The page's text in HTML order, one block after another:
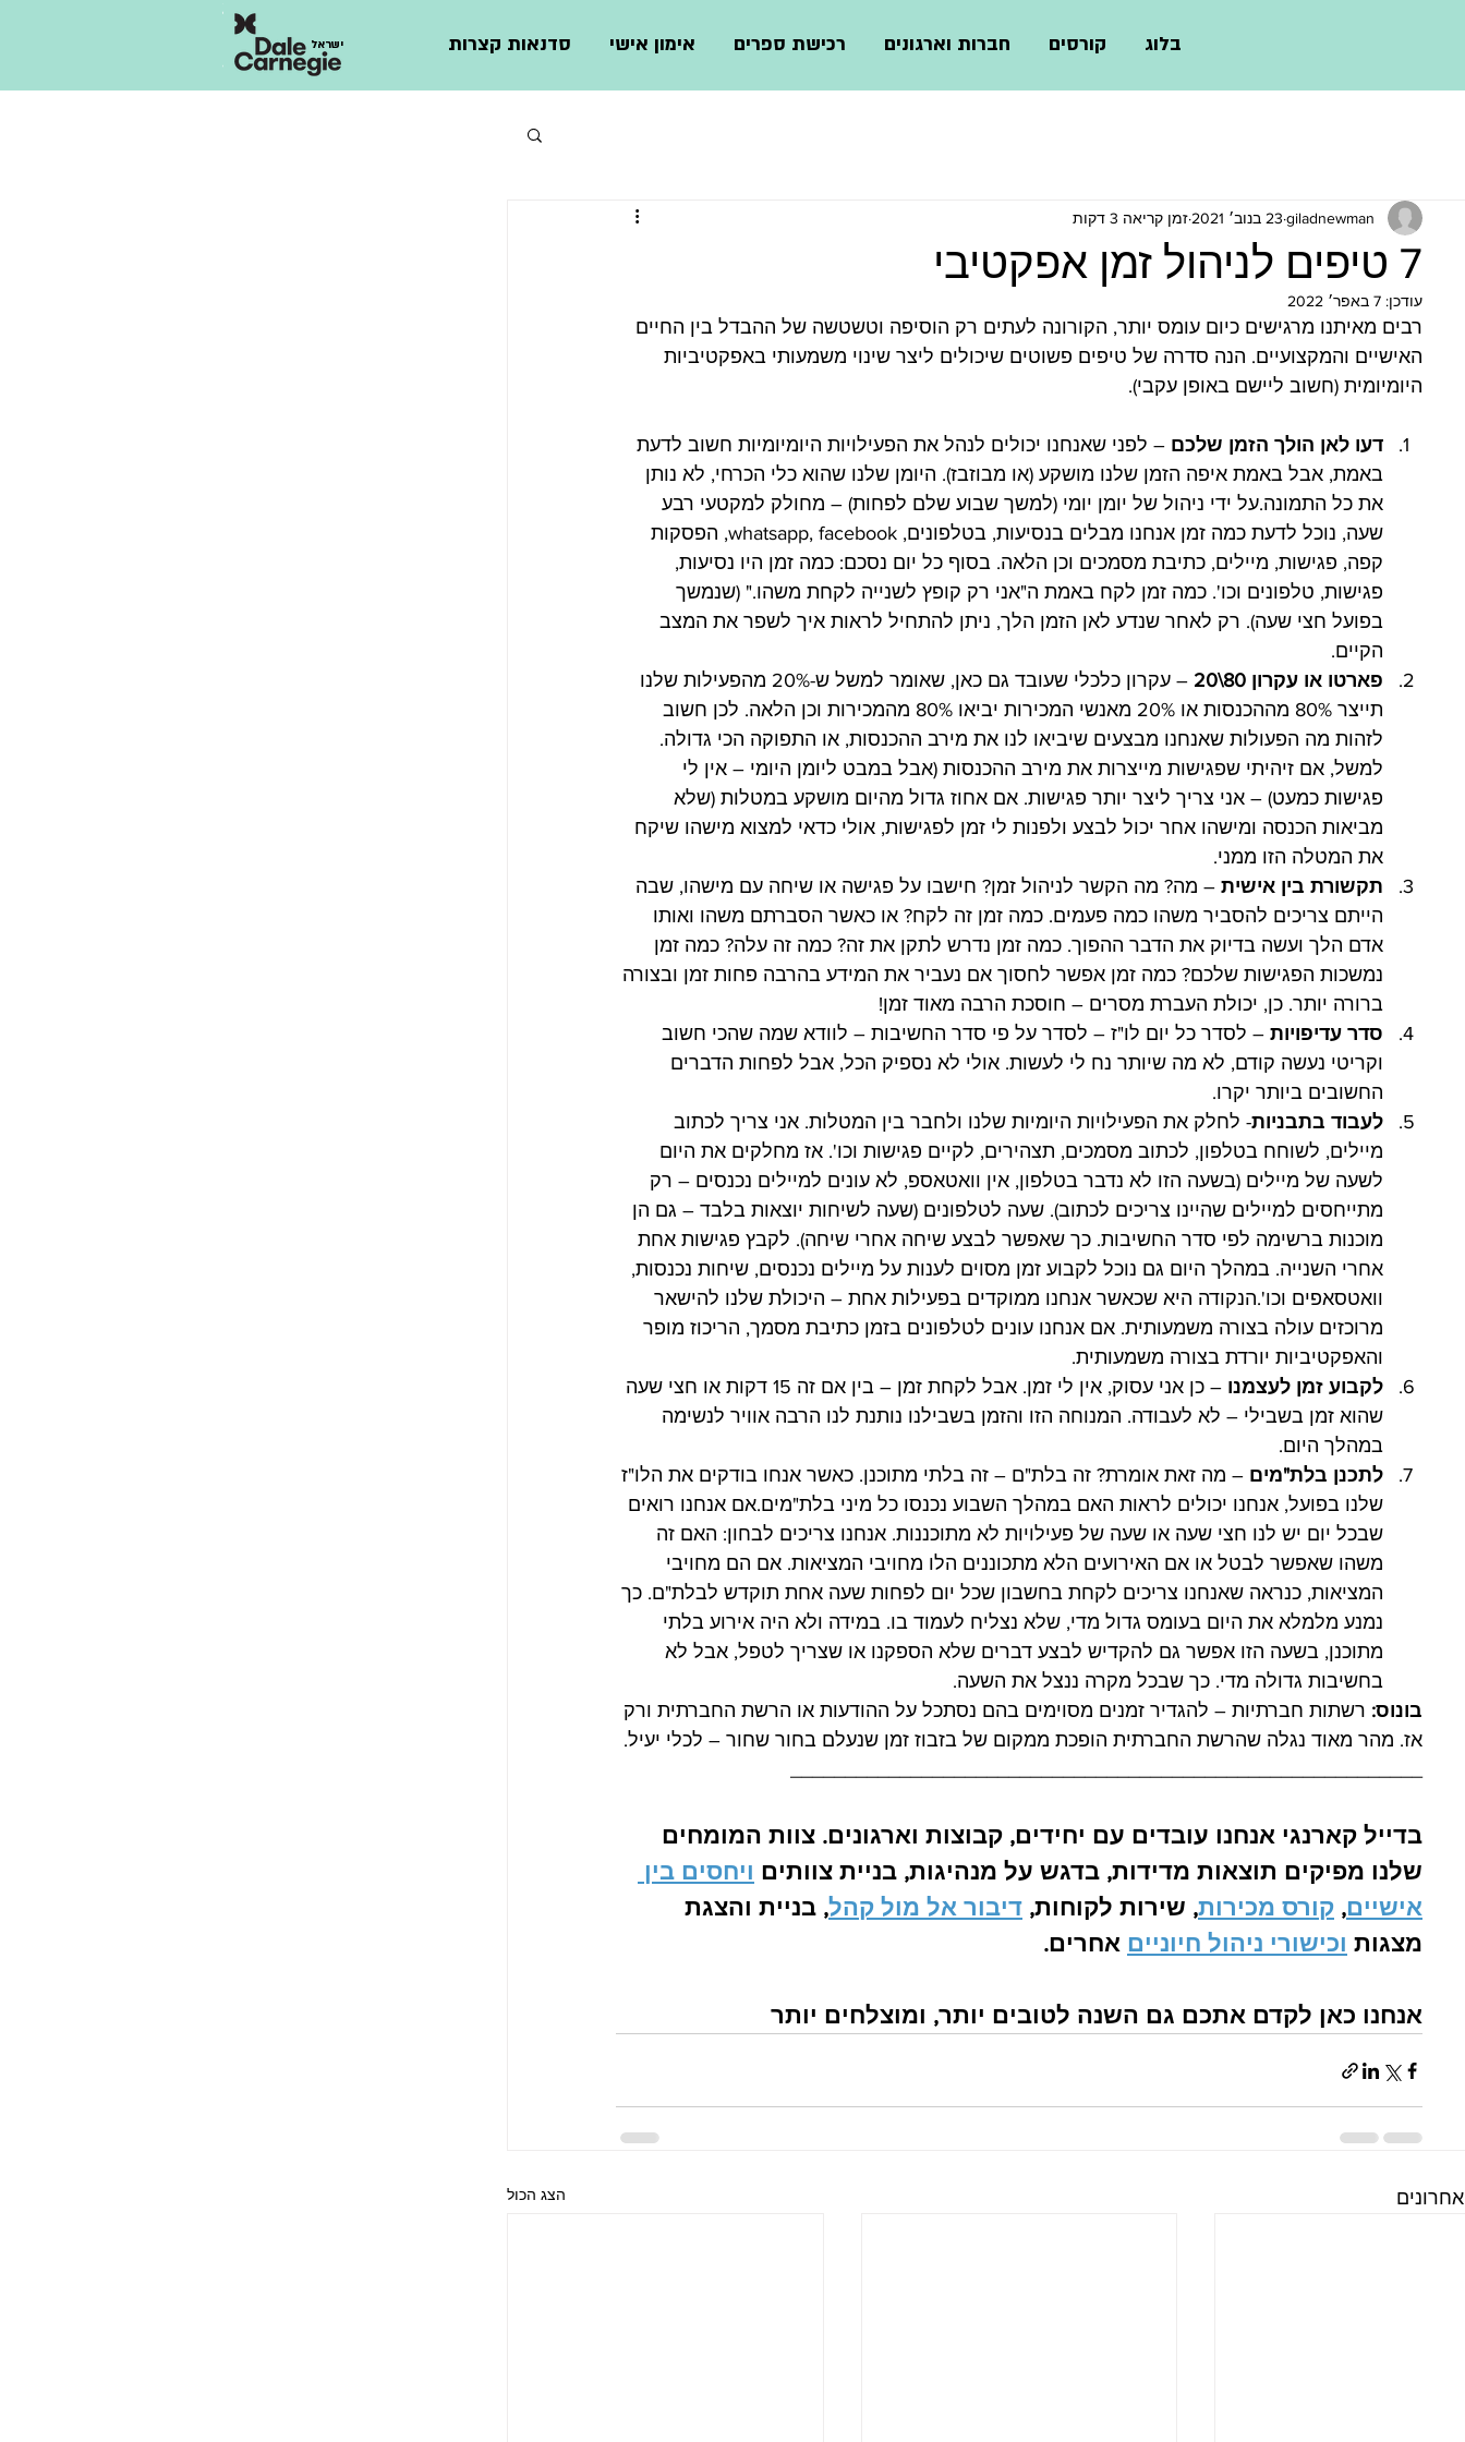
ישראל סדנאות קצרות אימון אישי רכישת ספרים חברות וארגונים קורסים בלוג
7 טיפים לניהול זמן אפקטיבי
giladnewman 23 בנוב׳ 2021 זמן קריאה 3 דקות
עודכן: 7 באפר׳ 2022
רבים מאיתנו מרגישים כיום עומס יותר, הקורונה לעתים רק הוסיפה וטשטשה של ההבדל בין החיים
האישיים והמקצועיים. הנה סדרה של טיפים פשוטים שיכולים ליצר שינוי משמעותי באפקטיביות
היומיומית (חשוב ליישם באופן עקבי).
דעו לאן הולך הזמן שלכם – לפני שאנחנו יכולים לנהל את הפעילויות היומיומיות חשוב לדעת
באמת, אבל באמת איפה הזמן שלנו מושקע (או מבוזבז). היומן שלנו שהוא כלי הכרחי, לא נותן
את כל התמונה.על ידי ניהול של יומן יומי (למשך שבוע שלם לפחות) – מחולק למקטעי רבע
שעה, נוכל לדעת כמה זמן אנחנו מבלים בנסיעות, בטלפונים, whatsapp, facebook, הפסקות
קפה, פגישות, מיילים, כתיבת מסמכים וכן הלאה. בסוף כל יום נסכם: כמה זמן היו נסיעות,
פגישות, טלפונים וכו'. כמה זמן לקח באמת ה"אני רק קופץ לשנייה לקחת משהו." (שנמשך
בפועל חצי שעה). רק לאחר שנדע לאן הזמן הלך, ניתן להתחיל לראות איך לשפר את המצב
הקיים.
פארטו או עקרון 80\20
– עקרון כלכלי שעובד גם כאן, שאומר למשל ש-20% מהפעילות שלנו
תייצר 80% מההכנסות או 20% מאנשי המכירות יביאו 80% מהמכירות
וכן הלאה. לכן חשוב
לזהות מה הפעולות שאנחנו מבצעים שיביאו לנו את מירב ההכנסות, או התפוקה הכי גדולה.
למשל, אם זיהיתי שפגישות מייצרות את מירב ההכנסות (אבל במבט ליומן היומי – אין לי
פגישות כמעט) – אני צריך ליצר יותר פגישות. אם אחוז גדול מהיום מושקע במטלות (שלא
מביאות הכנסה ומישהו אחר יכול לבצע ולפנות לי זמן לפגישות, אולי כדאי למצוא מישהו שיקח
את המטלה הזו ממני.
תקשורת בין אישית – מה? מה הקשר לניהול זמן? חישבו על פגישה או שיחה עם מישהו, שבה
הייתם צריכים להסביר משהו כמה פעמים. כמה זמן זה לקח? או כאשר הסברתם משהו ואותו
אדם הלך ועשה בדיוק את הדבר ההפוך. כמה זמן נדרש לתקן את זה? כמה זה עלה? כמה זמן
נמשכות הפגישות שלכם? כמה זמן אפשר לחסוך אם נעביר את המידע בהרבה פחות זמן ובצורה
ברורה יותר. כן, יכולת העברת מסרים – חוסכת הרבה מאוד זמן!
סדר עדיפויות – לסדר כל יום לו"ז – לסדר על פי סדר החשיבות – לוודא שמה שהכי חשוב
וקריטי נעשה קודם, לא מה שיותר נח לי לעשות. אולי לא נספיק הכל, אבל לפחות הדברים
החשובים ביותר יקרו.
לעבוד בתבניות- לחלק את הפעילויות היומיות שלנו ולחבר בין המטלות. אני צריך לכתוב
מיילים, לשוחח בטלפון, לכתוב מסמכים, תצהירים, לקיים פגישות וכו'. אז מחלקים את היום
לשעה של מיילים (בשעה הזו לא נדבר בטלפון, אין וואטאספ, לא עונים למיילים נכנסים – רק
מתייחסים למיילים שהיינו צריכים לכתוב). שעה לטלפונים (שעה לשיחות יוצאות בלבד – גם הן
מוכנות ברשימה לפי סדר החשיבות. כך שאפשר לבצע שיחה אחרי שיחה). לקבץ פגישות אחת
אחרי השנייה. במהלך היום גם נוכל לקבוע זמן מסוים לענות על מיילים נכנסים, שיחות נכנסות,
וואטסאפים וכו'.הנקודה היא שכאשר אנחנו ממוקדים בפעילות אחת – היכולת שלנו להישאר
מרוכזים עולה בצורה משמעותית. אם אנחנו עונים לטלפונים בזמן כתיבת מסמך, הריכוז מופר
והאפקטיביות יורדת בצורה משמעותית.
לקבוע זמן לעצמנו
– כן אני עסוק, אין לי זמן. אבל לקחת זמן – בין אם זה 15 דקות או חצי שעה
שהוא זמן בשבילי – לא לעבודה. המנוחה הזו והזמן בשבילנו נותנת לנו הרבה אוויר לנשימה
במהלך היום.
לתכנן בלת"מים – מה זאת אומרת? זה בלת"ם – זה בלתי מתוכנן. כאשר אנחו בודקים את הלו"ז
שלנו בפועל, אנחנו יכולים לראות האם במהלך השבוע נכנסו כל מיני בלת"מים.אם אנחנו רואים
שבכל יום יש לנו חצי שעה או שעה של פעילויות לא מתוכננות. אנחנו צריכים לבחון: האם זה
משהו שאפשר לבטל או אם האירועים הלא מתכוננים הלו מחויבי המציאות. אם הם מחויבי
המציאות, כנראה שאנחנו צריכים לקחת בחשבון שכל יום לפחות שעה אחת תוקדש לבלת"ם. כך
נמנע מלמלא את היום בעומס גדול מדי, שלא נצליח לעמוד בו. במידה ולא היה אירוע בלתי
מתוכנן, בשעה הזו אפשר גם להקדיש לבצע דברים שלא הספקנו או שצריך לטפל, אבל לא
בחשיבות גדולה מדי. כך שבכל מקרה ננצל את השעה.
בונוס: רשתות חברתיות – להגדיר זמנים מסוימים בהם נסתכל על ההודעות או הרשת החברתית ורק
אז. מהר מאוד נגלה שהרשת החברתית הופכת ממקום של בזבוז זמן שנעלם בחור שחור – לכלי יעיל.
בדייל קארנגי אנחנו עובדים עם יחידים, קבוצות וארגונים. צוות המומחים
שלנו מפיקים תוצאות מדידות, בדגש על מנהיגות, בניית צוותים ויחסים בין
אישיים, קורס מכירות, שירות לקוחות, דיבור אל מול קהל, בניית והצגת
מצגות וכישורי ניהול חיוניים אחרים.
אנחנו כאן לקדם אתכם גם השנה לטובים יותר, ומוצלחים יותר
הצג הכול